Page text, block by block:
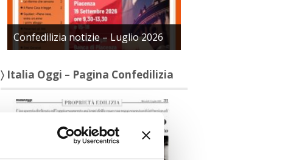
Confedilizia notizie – Luglio 2026
〉 Italia Oggi – Pagina Confedilizia